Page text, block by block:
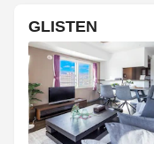
GLISTEN